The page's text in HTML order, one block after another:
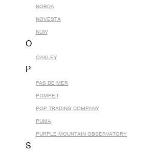
NORDA
NOVESTA
NUW
O
OAKLEY
P
PAS DE MER
POMPEII
POP TRADING COMPANY
PUMA
PURPLE MOUNTAIN OBSERVATORY
S